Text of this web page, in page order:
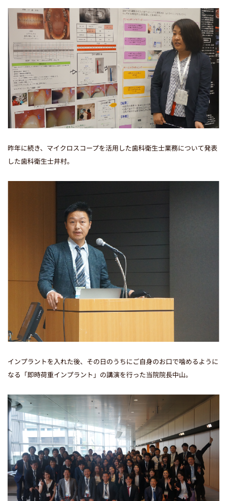
昨年に続き、マイクロスコープを活用した歯科衛生士業務について発表
した歯科衛生士井村。
インプラントを入れた後、その日のうちにご自身のお口で噛めるように
なる「即時荷重インプラント」の講演を行った当院院長中山。
LINEに移動する